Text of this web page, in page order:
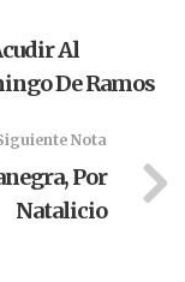
Al
De Ramos
Nota
Por
Natalicio